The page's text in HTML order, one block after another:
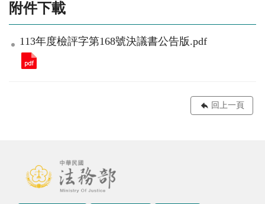
附件下載
113年度檢評字第168號決議書公告版.pdf
回上一頁